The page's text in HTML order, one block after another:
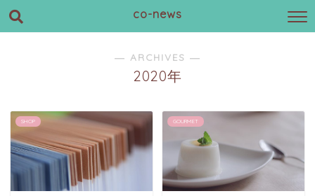
co-news
― ARCHIVES ―
2020年
SHOP GOURMET